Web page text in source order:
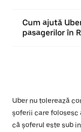
Cum ajută
pasagerilor în
Uber nu tolerează
șoferii care folosesc
că șoferul este sub